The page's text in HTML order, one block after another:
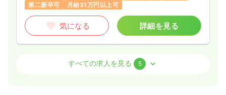
第二新卒可
月給31万円以上可
気になる 詳細を見る
正・准看護師
すべての求人を見る 5